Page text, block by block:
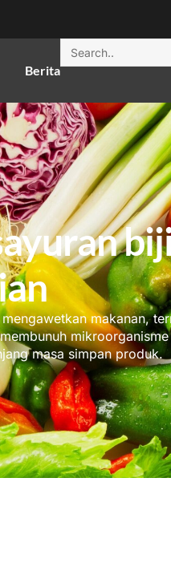
Berita
makanan,
masa simpan produk.